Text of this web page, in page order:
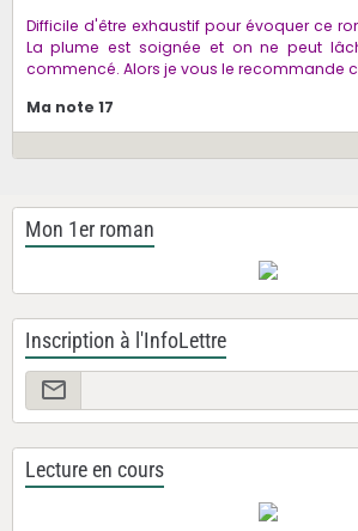
Difficile d'être exhaustif pour évoquer ce
La plume est soignée et on ne peut
commencé. Alors je vous le recommande
Ma note 17
Mon 1er roman
Inscription à l'InfoLettre
Lecture en cours